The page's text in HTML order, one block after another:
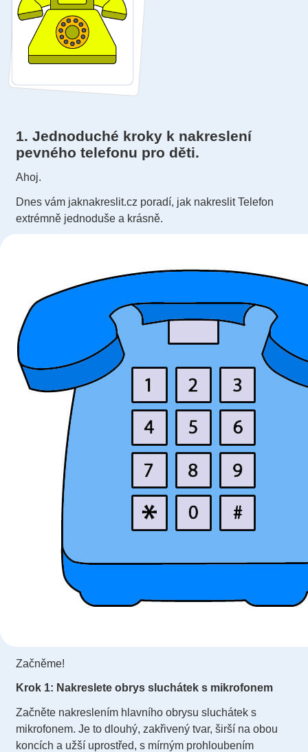
1. Jednoduché kroky k nakreslení
pevného telefonu pro děti.
Ahoj.
Dnes vám jaknakreslit.cz poradí, jak nakreslit Telefon
extrémně jednoduše a krásně.
Začněme!
Krok 1: Nakreslete obrys sluchátek s mikrofonem
Začněte nakreslením hlavního obrysu sluchátek s
mikrofonem. Je to dlouhý, zakřivený tvar, širší na obou
koncích a užší uprostřed, s mírným prohloubením